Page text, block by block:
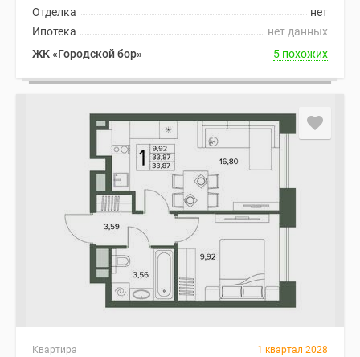
нет
Отделка
нет данных
Ипотека
ЖК «Городской бор»
5 похожих
Квартира 1 квартал 2028